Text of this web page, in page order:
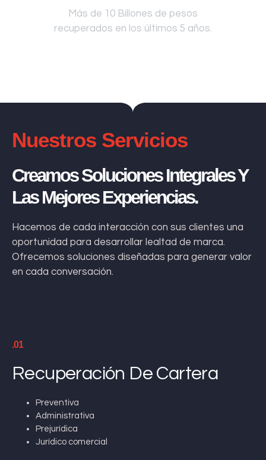
Más de 10 Billones de pesos
recuperados en los últimos 5 años.
Nuestros Servicios
Creamos Soluciones Integrales Y
Las Mejores Experiencias.
Hacemos de cada interacción con sus clientes una
oportunidad para desarrollar lealtad de marca.
Ofrecemos soluciones diseñadas para generar valor
en cada conversación.
.01
Recuperación De Cartera
Preventiva
Administrativa
Prejurídica
Jurídico comercial